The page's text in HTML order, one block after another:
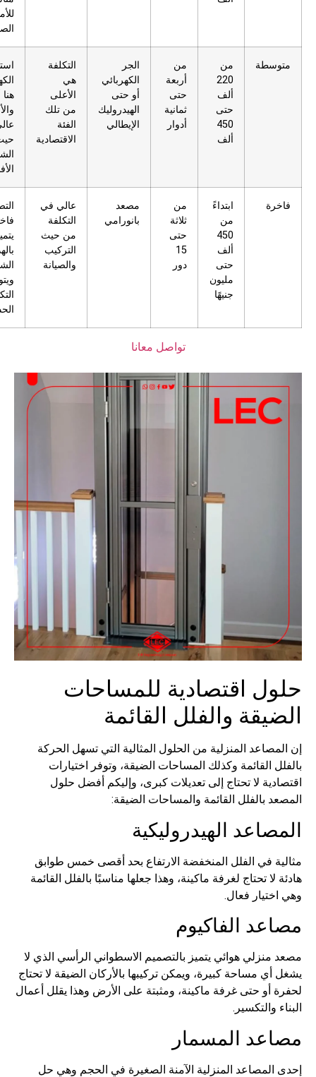
من
من
أربعة
حتى
ثمانية
أدوار
الجر
الكهربائي
أو حتى
الهيدروليك
الإيطالي
هي
الأعلى
من تلك
الفئة
الاقتصادية
استهلاك
هنا أقل
والأمان
عالي ومن
حيث
الشكل هو
ابتداءً
من
ثلاثة
حتى
15
دور
مصعد
بانورامي
التكلفة
التصميم
فاخر
يتميز
بالهدوء
الشديد
التكنولوجيا
تواصل معانا
اقتصادية للمساحات
والفلل القائمة
المنزلية من الحلول المثالية التي تسهل الحركة
القائمة وكذلك المساحات الضيقة، وتوفر اختيارات
لا تحتاج إلى تعديلات كبرى، وإليكم أفضل حلول
بالفلل القائمة والمساحات الضيقة:
الهيدروليكية
في الفلل المنخفضة الارتفاع بحد أقصى خمس طوابق
تحتاج لغرفة ماكينة، وهذا جعلها مناسبًا بالفلل القائمة
فعال.
الفاكيوم
هوائي يتميز بالتصميم الاسطواني الرأسي الذي لا
مساحة كبيرة، ويمكن تركيبها بالأركان الضيقة لا تحتاج
أو حتى غرفة ماكينة، ومثبتة على الأرض وهذا يقلل أعمال
والتكسير.
المسمار
المنزلية الآمنة الصغيرة في الحجم وهي حل